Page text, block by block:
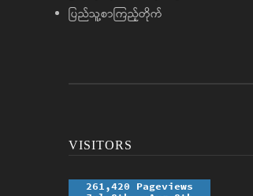
ပြည်သူ့စာကြည့်တိုက်
VISITORS